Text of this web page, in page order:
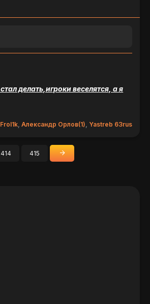
делать,игроки веселятся, а я
Frol1k, Александр Орлов(1), Yastreb 63rus
414 415 »